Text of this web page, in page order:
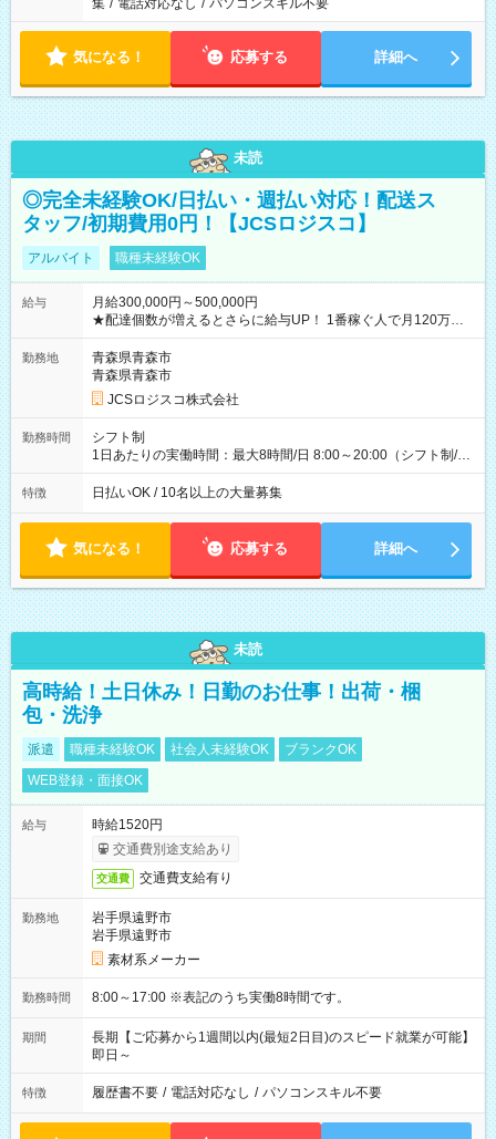
集 / 電話対応なし / パソコンスキル不要
気になる！ 応募する 詳細へ
未読
◎完全未経験OK/日払い・週払い対応！配送ス
タッフ/初期費用0円！【JCSロジスコ】
アルバイト 職種未経験OK
給与
月給300,000円～500,000円
★配達個数が増えるとさらに給与UP！ 1番稼ぐ人で月120万ほ
ど！ ・主要都市エリア 月収55万円／週5日稼働 月収65万~112
万円／週6日稼働 ・地方郊外エリア 月収40万円／週5日稼働 月
収40万円~50万円／週6日稼働 ＜モデルイメージ＞ ■月収50万
円 (27歳男性/江東区在住)※元建築関係 1日150個配達×25日勤務
(日休み) ■月収80万円(43歳男性/墨田区在住)※元営業 1日200個
勤務地
青森県青森市
青森県青森市
JCSロジスコ株式会社
勤務時間
シフト制
1日あたりの実働時間：最大8時間/日 8:00～20:00（シフト制/実
働8時間） ※週5日勤務（場所次第では週4も有り） ※配達状況
によって時間外での勤務可能性有り ※案件により多少の前後あ
特徴 日払いOK / 10名以上の大量募集
気になる！ 応募する 詳細へ
未読
高時給！土日休み！日勤のお仕事！出荷・梱
包・洗浄
派遣 職種未経験OK 社会人未経験OK
ブランクOK
WEB登録・面接OK
給与
時給1520円
交通費別途支給あり
交通費 交通費支給有り
勤務地
岩手県遠野市
岩手県遠野市
素材系メーカー
勤務時間 8:00～17:00 ※表記のうち実働8時間です。
期間
長期【ご応募から1週間以内(最短2日目)のスピード就業が可能】
即日～
特徴 履歴書不要 / 電話対応なし / パソコンスキル不要